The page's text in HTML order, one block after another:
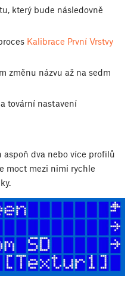
který bude následovně
Kalibrace První Vrstvy
změnu názvu až na sedm
tovární nastavení
aspoň dva nebo více profilů
moct mezi nimi rychle